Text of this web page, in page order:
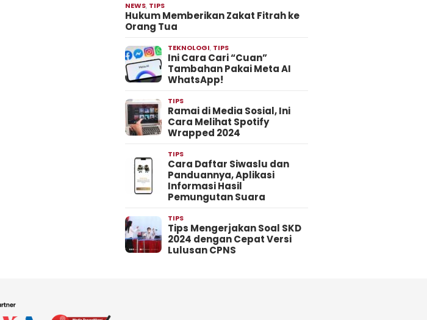
NEWS, TIPS
Hukum Memberikan Zakat Fitrah ke
Orang Tua
TEKNOLOGI, TIPS
Ini Cara Cari “Cuan”
Tambahan Pakai Meta AI
WhatsApp!
TIPS
Ramai di Media Sosial, Ini
Cara Melihat Spotify
Wrapped 2024
TIPS
Cara Daftar Siwaslu dan
Panduannya, Aplikasi
Informasi Hasil
Pemungutan Suara
TIPS
Tips Mengerjakan Soal SKD
2024 dengan Cepat Versi
Lulusan CPNS